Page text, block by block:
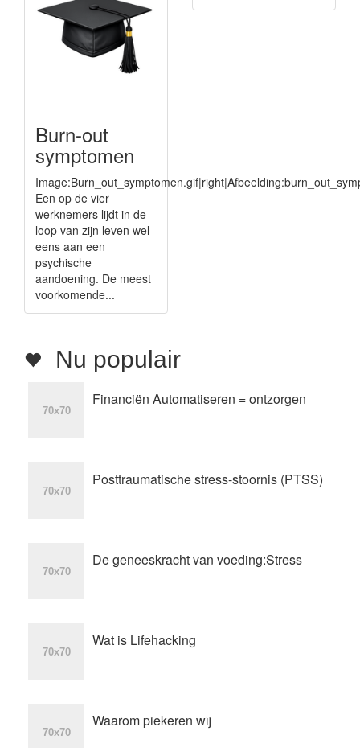
Burn-out
symptomen
Een op de vier
werknemers lijdt in de
loop van zijn leven wel
eens aan een
psychische
aandoening. De meest
voorkomende...
Nu populair
Financiën Automatiseren = ontzorgen
Posttraumatische stress-stoornis (PTSS)
De geneeskracht van voeding:Stress
Wat is Lifehacking
Waarom piekeren wij